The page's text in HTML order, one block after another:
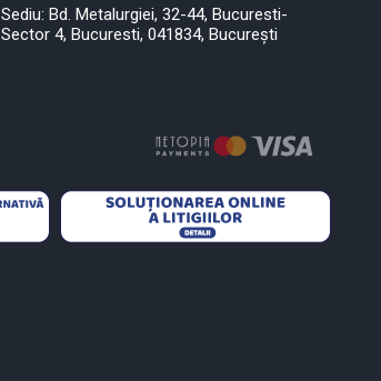
Sediu: Bd. Metalurgiei, 32-44, Bucuresti-
Sector 4, Bucuresti, 041834, București